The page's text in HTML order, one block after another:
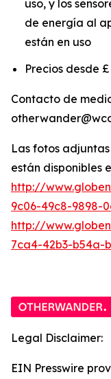
uso, y los
de energía al
están en uso
Precios desde
Contacto de
Las fotos
están disponibles
http://
9c06-49c8-9898-
http://
7ca4-42b3-b54a-
Legal Disclaimer:
EIN Presswire